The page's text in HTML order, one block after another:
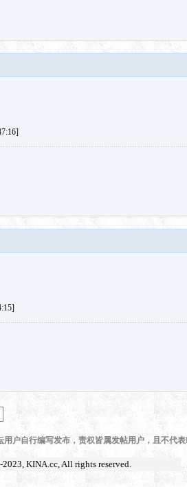
用户自行编写发布，责权皆属发帖用户，且不代
KINA.cc, All rights reserved.